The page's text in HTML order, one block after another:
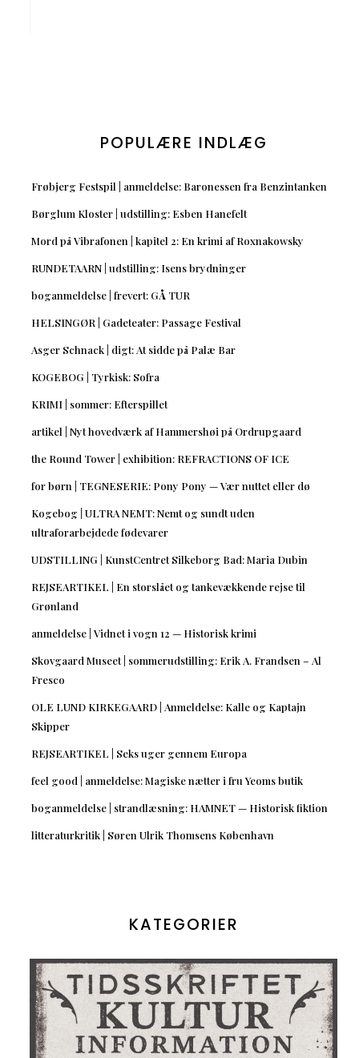
POPULÆRE INDLÆG
Frøbjerg Festspil | anmeldelse: Baronessen fra Benzintanken
Børglum Kloster | udstilling: Esben Hanefelt
Mord på Vibrafonen | kapitel 2: En krimi af Roxnakowsky
RUNDETAARN | udstilling: Isens brydninger
boganmeldelse | frevert: GÅ TUR
HELSINGØR | Gadeteater: Passage Festival
Asger Schnack | digt: At sidde på Palæ Bar
KOGEBOG | Tyrkisk: Sofra
KRIMI | sommer: Efterspillet
artikel | Nyt hovedværk af Hammershøi på Ordrupgaard
the Round Tower | exhibition: REFRACTIONS OF ICE
for børn | TEGNESERIE: Pony Pony — Vær nuttet eller dø
Kogebog | ULTRA NEMT: Nemt og sundt uden
ultraforarbejdede fødevarer
UDSTILLING | KunstCentret Silkeborg Bad: Maria Dubin
REJSEARTIKEL | En storslået og tankevækkende rejse til
Grønland
anmeldelse | Vidnet i vogn 12 — Historisk krimi
Skovgaard Museet | sommerudstilling: Erik A. Frandsen – Al
Fresco
OLE LUND KIRKEGAARD | Anmeldelse: Kalle og Kaptajn
Skipper
REJSEARTIKEL | Seks uger gennem Europa
feel good | anmeldelse: Magiske nætter i fru Yeoms butik
boganmeldelse | strandlæsning: HAMNET — Historisk fiktion
litteraturkritik | Søren Ulrik Thomsens København
KATEGORIER